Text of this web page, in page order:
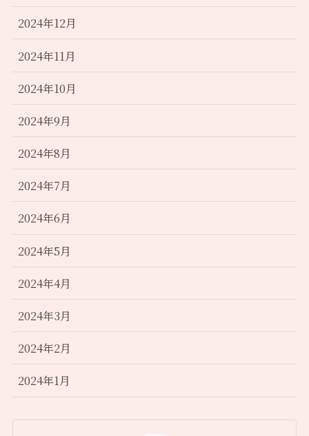
2024年12月
2024年11月
2024年10月
2024年9月
2024年8月
2024年7月
2024年6月
2024年5月
2024年4月
2024年3月
2024年2月
2024年1月